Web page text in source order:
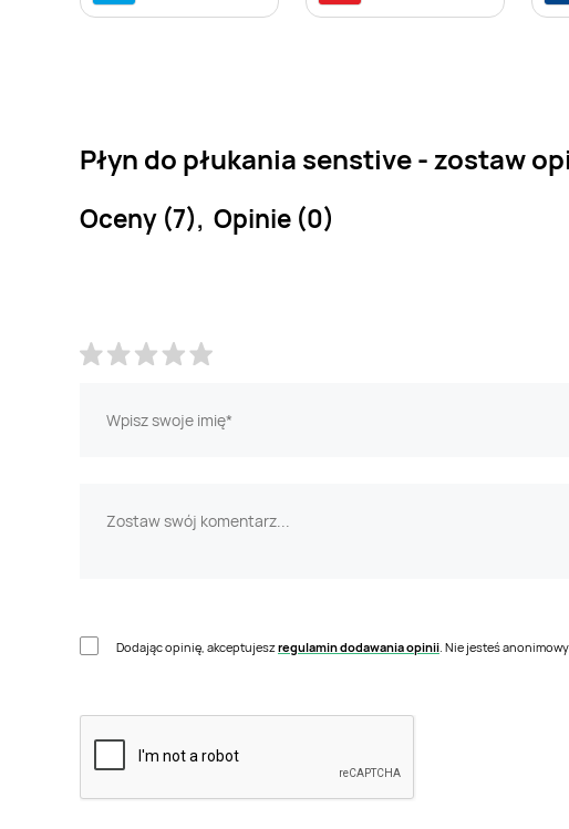
Płyn do płukania senstive - zostaw
Oceny (7), Opinie (0)
Dodając opinię, akceptujeszregulamin dodawania opinii . Nie jesteś